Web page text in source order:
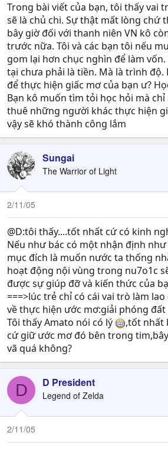
Trong bài viết của bạn, tôi thấy vai
sẽ là chủ chi. Sự thật mất lòng chứ
bây giờ đối với thanh niên VN kô
trước nữa. Tôi và các bạn tôi nếu
gom lại hơn chục nghìn để làm
tại chưa phải là tiền. Mà là trình độ.
để thực hiện giấc mơ của bạn ư?
Bạn kô muốn tìm tỏi học hỏi mà
thuê những người khác thực hiện
vậy sẽ khó thành công lắm
Sungai
The Warrior of Light
2/11/05
@D:tôi thấy....tốt nhất cứ có kinh
Nếu như bác có một nhận định
mục đích là muốn nước ta thống
hoạt động nội vùng trong nu7o1c
được sự giúp đỡ và kiến thức của
===>lúc trẻ chỉ có cái vai trò làm
về thực hiện ước mơ:giải phóng đất
Tôi thấy Amato nói có lý
,tốt nhất
cứ giữ ước mơ đó bên trong
vã quá không?
D D President
Legend of Zelda
2/11/05